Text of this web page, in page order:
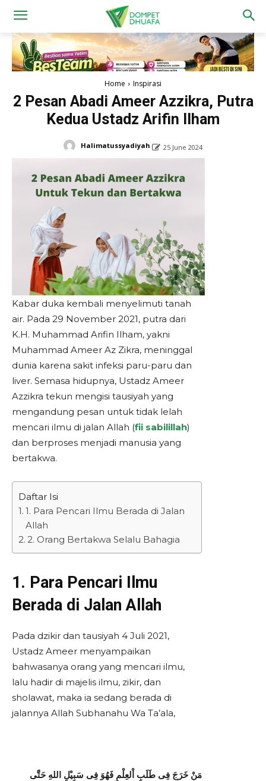
Home Inspirasi
2 Pesan Abadi Ameer Azzikra, Putra
Kedua Ustadz Arifin Ilham
Halimatussyadiyah 25 June 2024
Kabar duka kembali menyelimuti tanah
air. Pada 29 November 2021, putra dari
K.H. Muhammad Arifin Ilham, yakni
Muhammad Ameer Az Zikra, meninggal
dunia karena sakit infeksi paru-paru dan
liver. Semasa hidupnya, Ustadz Ameer
Azzikra tekun mengisi tausiyah yang
mengandung pesan untuk tidak lelah
mencari ilmu di jalan Allah (fii sabilillah)
dan berproses menjadi manusia yang
bertakwa.
Daftar Isi
1. Para Pencari Ilmu Berada di Jalan
Allah
2. Orang Bertakwa Selalu Bahagia
1. Para Pencari Ilmu
Berada di Jalan Allah
Pada dzikir dan tausiyah 4 Juli 2021,
Ustadz Ameer menyampaikan
bahwasanya orang yang mencari ilmu,
lalu hadir di majelis ilmu, zikir, dan
sholawat, maka ia sedang berada di
jalannya Allah Subhanahu Wa Ta’ala,
مَنْ خَرَجَ فِى طَلَبِ اْلعِلْمِ فَهُوَ فِى سَبِيْلِ اللهِ حَتَّى